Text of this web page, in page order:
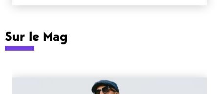
Sur le Mag